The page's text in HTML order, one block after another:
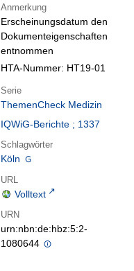
Anmerkung
Erscheinungsdatum den
Dokumenteigenschaften
entnommen
HTA-Nummer: HT19-01
Serie
ThemenCheck Medizin
IQWiG-Berichte ; 1337
Schlagwörter
Köln
URL
Volltext
URN
urn:nbn:de:hbz:5:2-
1080644